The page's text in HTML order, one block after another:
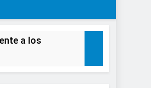
a los